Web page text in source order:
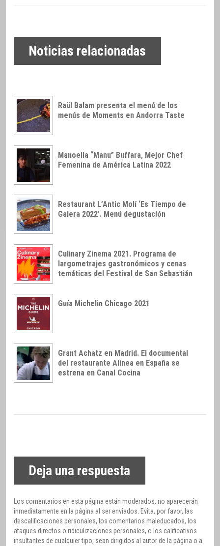
Noticias relacionadas
Raül Balam presenta el menú de los
menús de Moments en Andorra Taste
Manoella “Manu” Buffara, Mejor Chef
Femenina de América Latina 2022
Restaurant L’Antic Molí ‘Es Tiempo de
Galera 2022’. Menú degustación
Culinary Zinema 2021. Programa de
largometrajes gastronómicos y cenas
temáticas del Festival de San Sebastián
Guía Michelin Chicago 2021
Grant Achatz en Madrid. El documental
del restaurante Alinea en España se
estrena en Canal Cocina
Deja una respuesta
Los comentarios en esta página están moderados, no aparecerán
inmediatamente en la página al ser enviados. Evita, por favor, las
descalificaciones personales, los comentarios maleducados, los
ataques directos o ridiculizaciones personales, o los calificativos
insultantes de cualquier tipo, sean dirigidos al autor de la página o a